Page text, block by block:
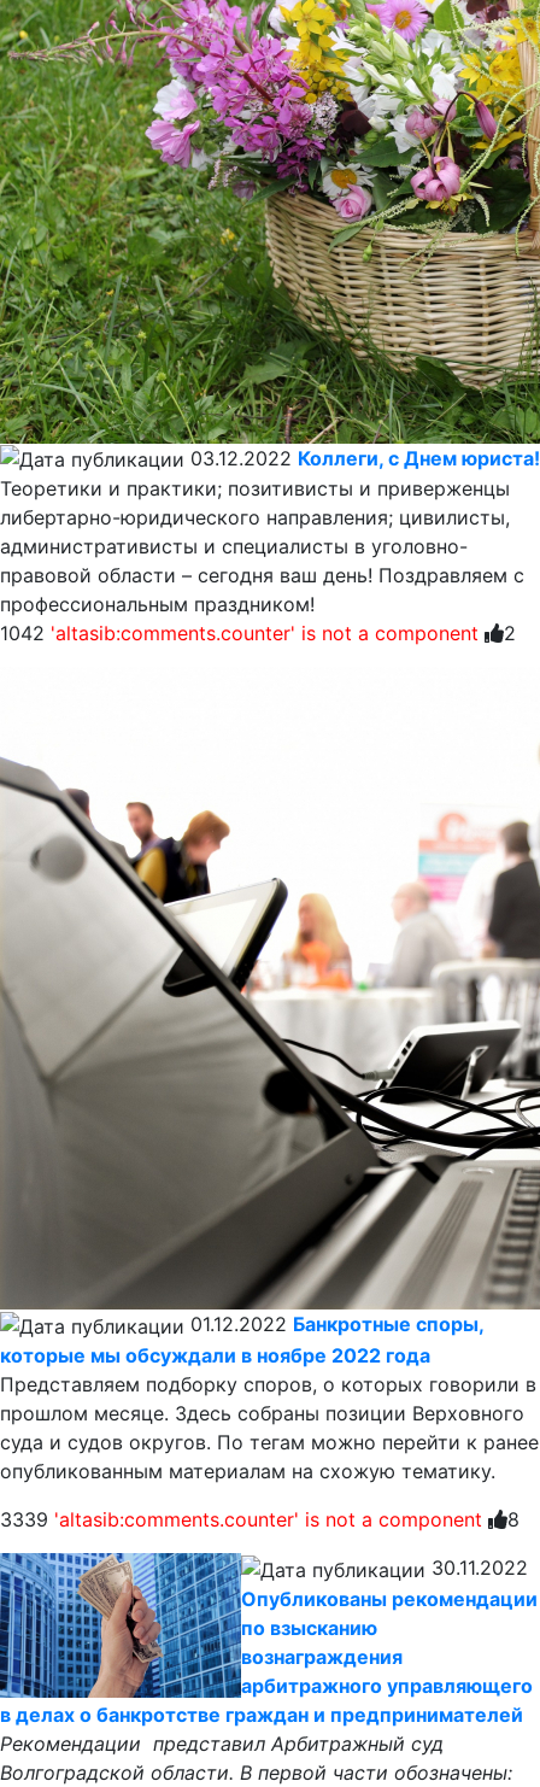
03.12.2022 Коллеги, с Днем юриста!
Теоретики и практики; позитивисты и приверженцы
либертарно-юридического направления; цивилисты,
административисты и специалисты в уголовно-
правовой области – сегодня ваш день! Поздравляем с
профессиональным праздником!
1042 'altasib:comments.counter' is not a component 2
01.12.2022 Банкротные споры,
которые мы обсуждали в ноябре 2022 года
Представляем подборку споров, о которых говорили в
прошлом месяце. Здесь собраны позиции Верховного
суда и судов округов. По тегам можно перейти к ранее
опубликованным материалам на схожую тематику.
3339 'altasib:comments.counter' is not a component
8
30.11.2022
Опубликованы рекомендации
по взысканию
вознаграждения
арбитражного управляющего
в делах о банкротстве граждан и предпринимателей
Рекомендации представил Арбитражный суд
Волгоградской области. В первой части обозначены: